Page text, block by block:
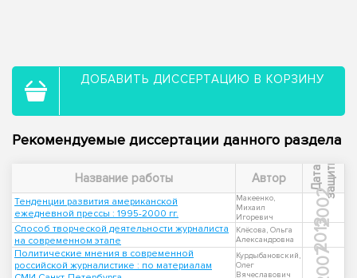
ДОБАВИТЬ ДИССЕРТАЦИЮ В КОРЗИНУ
Рекомендуемые диссертации данного раздела
Название работы Автор Д
а
т
а
з
а
щ
и
ты
Тенденции развития американской
ежедневной прессы : 1995-2000 гг.
Макеенко,
Михаил
Игоревич
2002
Способ творческой деятельности журналиста
на современном этапе
Клёсова, Ольга
Александровна
2013
Политические мнения в современной
российской журналистике : по материалам
Курдыбановский,
Олег
Вячеславович
2007